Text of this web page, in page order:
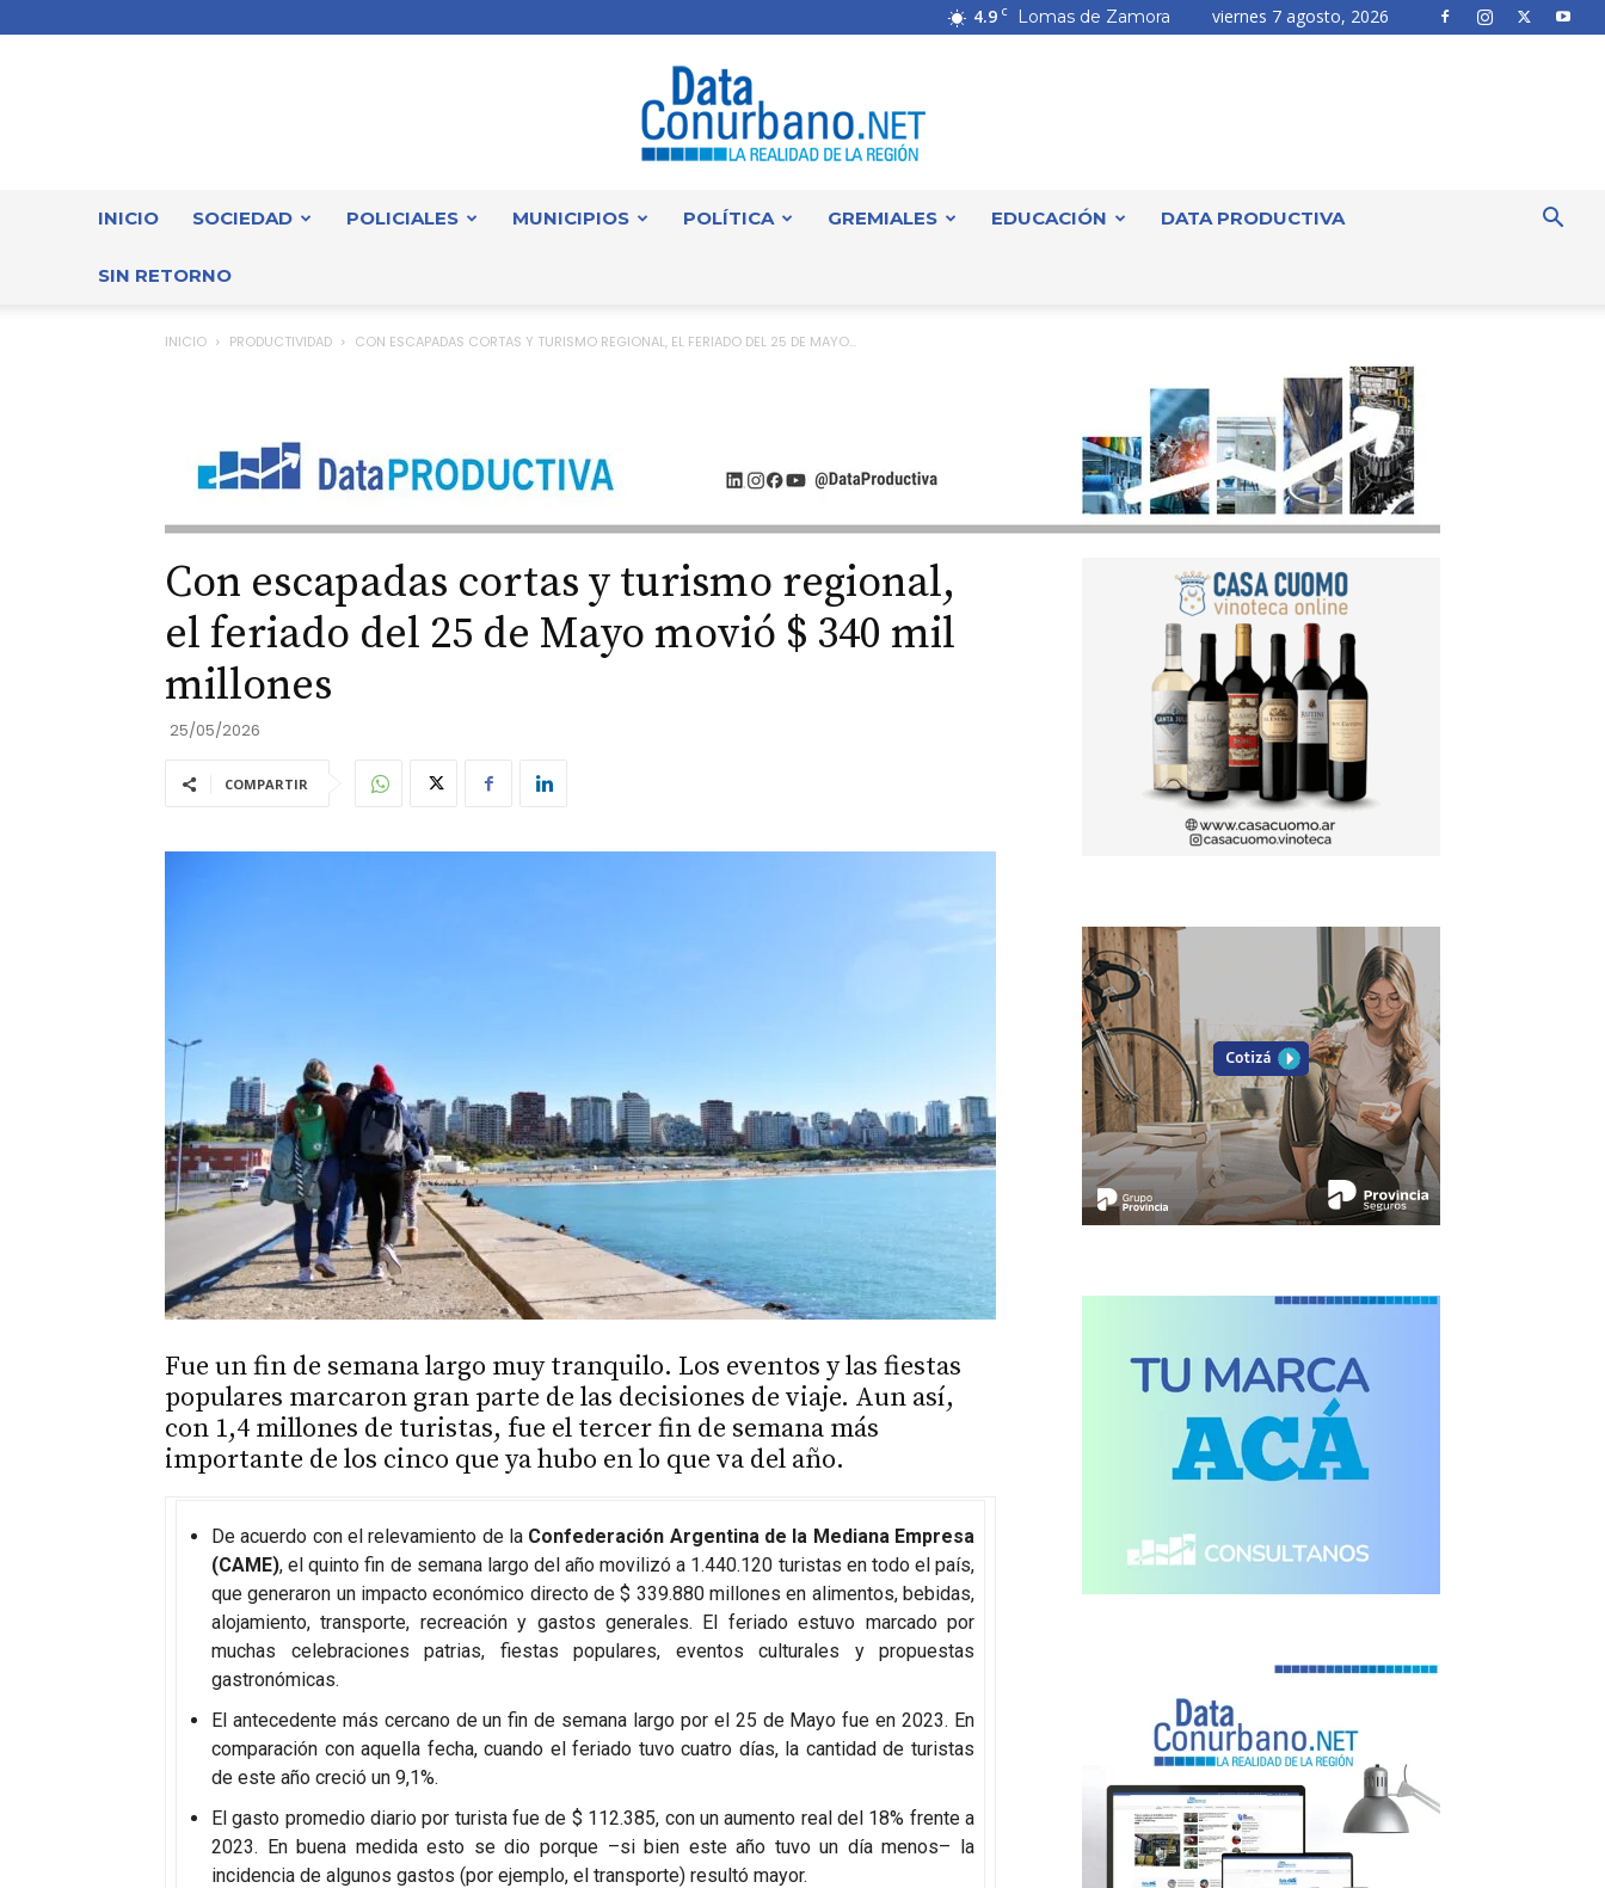
4.9 C Lomas de Zamora viernes 7 agosto, 2026
INICIO SOCIEDAD POLICIALES MUNICIPIOS POLÍTICA GREMIALES EDUCACIÓN DATA PRODUCTIVA
SIN RETORNO
INICIO PRODUCTIVIDAD CON ESCAPADAS CORTAS Y TURISMO REGIONAL, EL FERIADO DEL 25 DE MAYO...
Con escapadas cortas y turismo regional,
el feriado del 25 de Mayo movió $ 340 mil
millones
25/05/2026
COMPARTIR
Fue un fin de semana largo muy tranquilo. Los eventos y las fiestas
populares marcaron gran parte de las decisiones de viaje. Aun así,
con 1,4 millones de turistas, fue el tercer fin de semana más
importante de los cinco que ya hubo en lo que va del año.
De acuerdo con el relevamiento de la Confederación Argentina de la Mediana Empresa
(CAME), el quinto fin de semana largo del año movilizó a 1.440.120 turistas en todo el país,
que generaron un impacto económico directo de $ 339.880 millones en alimentos, bebidas,
alojamiento, transporte, recreación y gastos generales. El feriado estuvo marcado por
muchas celebraciones patrias, fiestas populares, eventos culturales y propuestas
gastronómicas.
El antecedente más cercano de un fin de semana largo por el 25 de Mayo fue en 2023. En
comparación con aquella fecha, cuando el feriado tuvo cuatro días, la cantidad de turistas
de este año creció un 9,1%.
El gasto promedio diario por turista fue de $ 112.385, con un aumento real del 18% frente a
2023. En buena medida esto se dio porque –si bien este año tuvo un día menos– la
incidencia de algunos gastos (por ejemplo, el transporte) resultó mayor.